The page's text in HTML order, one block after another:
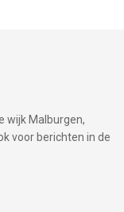
wijk Malburgen,
voor berichten in de